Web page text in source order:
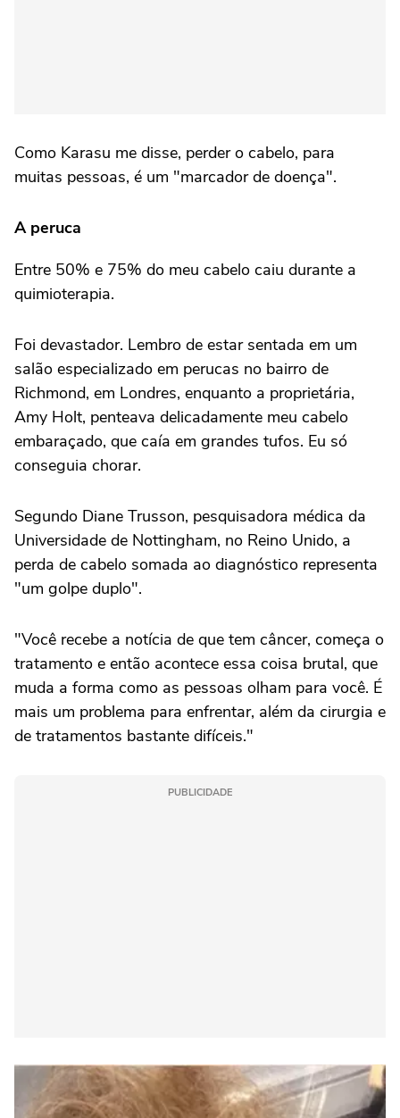
Como Karasu me disse, perder o cabelo, para
muitas pessoas, é um "marcador de doença".
A peruca
Entre 50% e 75% do meu cabelo caiu durante a
quimioterapia.
Foi devastador. Lembro de estar sentada em um
salão especializado em perucas no bairro de
Richmond, em Londres, enquanto a proprietária,
Amy Holt, penteava delicadamente meu cabelo
embaraçado, que caía em grandes tufos. Eu só
conseguia chorar.
Segundo Diane Trusson, pesquisadora médica da
Universidade de Nottingham, no Reino Unido, a
perda de cabelo somada ao diagnóstico representa
"um golpe duplo".
"Você recebe a notícia de que tem câncer, começa o
tratamento e então acontece essa coisa brutal, que
muda a forma como as pessoas olham para você. É
mais um problema para enfrentar, além da cirurgia e
de tratamentos bastante difíceis."
PUBLICIDADE